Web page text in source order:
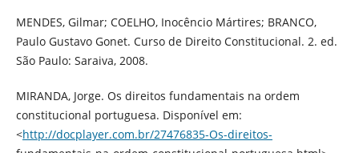
MENDES, Gilmar; COELHO, Inocêncio Mártires; BRANCO,
Paulo Gustavo Gonet. Curso de Direito Constitucional. 2. ed.
São Paulo: Saraiva, 2008.
MIRANDA, Jorge. Os direitos fundamentais na ordem
constitucional portuguesa. Disponível em:
<http://docplayer.com.br/27476835-Os-direitos-